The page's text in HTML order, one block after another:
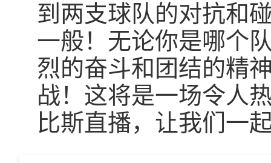
到两支球队的对抗和
一般！无论你是哪个
烈的奋斗和团结的精
战！这将是一场令人
比斯直播，让我们一